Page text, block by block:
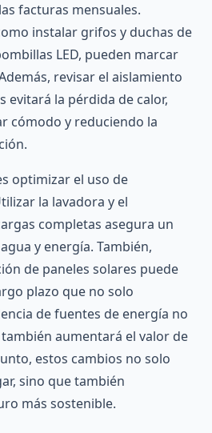
facturas mensuales.
instalar grifos y duchas de
LED, pueden marcar
revisar el aislamiento
evitará la pérdida de calor,
cómodo y reduciendo la
optimizar el uso de
la lavadora y el
completas asegura un
y energía. También,
de paneles solares puede
plazo que no solo
de fuentes de energía no
aumentará el valor de
estos cambios no solo
sino que también
más sostenible.